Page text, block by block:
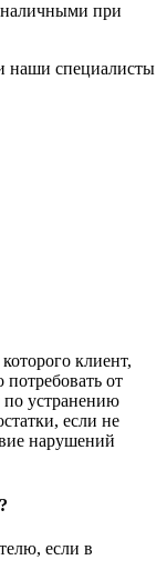
наличными при
наши специалисты
клиент,
потребовать от
по устранению
если не
нарушений
если в